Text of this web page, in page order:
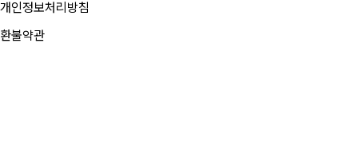
개인정보처리방침
환불약관